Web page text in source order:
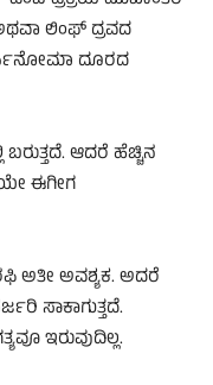
ಲಿಂಫ್ ದ್ರವದ
ದೂರದ
ಆದರೆ ಹೆಚ್ಚಿನ
ಈಗೀಗ
ಅತೀ ಅವಶ್ಯಕ. ಅದರೆ
ಸಾಕಾಗುತ್ತದೆ.
ಇರುವುದಿಲ್ಲ.